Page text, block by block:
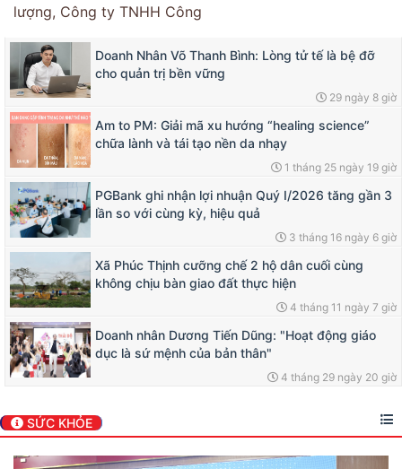
lượng, Công ty TNHH Công
Doanh Nhân Võ Thanh Bình: Lòng tử tế là bệ đỡ
cho quản trị bền vững
29 ngày 8 giờ
Am to PM: Giải mã xu hướng “healing science”
chữa lành và tái tạo nền da nhạy
1 tháng 25 ngày 19 giờ
PGBank ghi nhận lợi nhuận Quý I/2026 tăng gần 3
lần so với cùng kỳ, hiệu quả
3 tháng 16 ngày 6 giờ
Xã Phúc Thịnh cưỡng chế 2 hộ dân cuối cùng
không chịu bàn giao đất thực hiện
4 tháng 11 ngày 7 giờ
Doanh nhân Dương Tiến Dũng: "Hoạt động giáo
dục là sứ mệnh của bản thân"
4 tháng 29 ngày 20 giờ
SỨC KHỎE